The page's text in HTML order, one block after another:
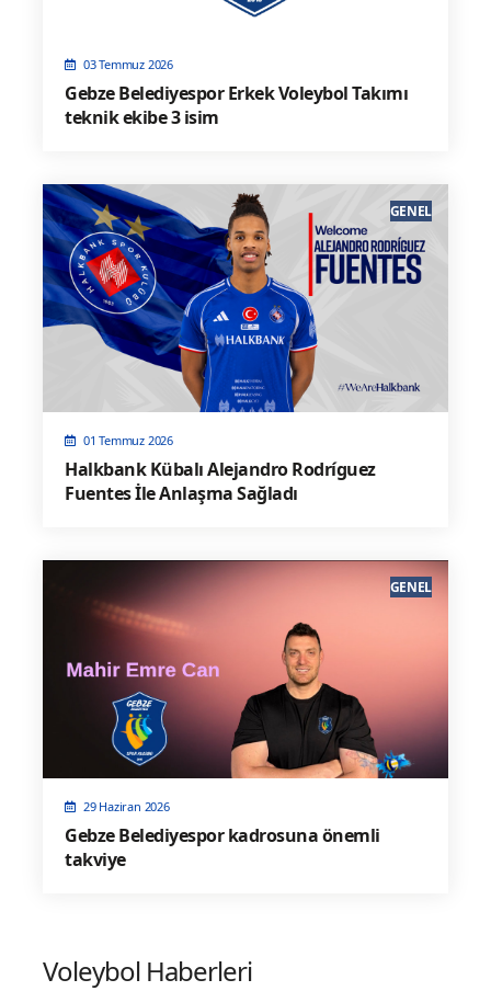
03 Temmuz 2026
Gebze Belediyespor Erkek Voleybol Takımı
teknik ekibe 3 isim
01 Temmuz 2026
Halkbank Kübalı Alejandro Rodríguez
Fuentes İle Anlaşma Sağladı
GENEL
29 Haziran 2026
Gebze Belediyespor kadrosuna önemli
takviye
GENEL
Voleybol Haberleri